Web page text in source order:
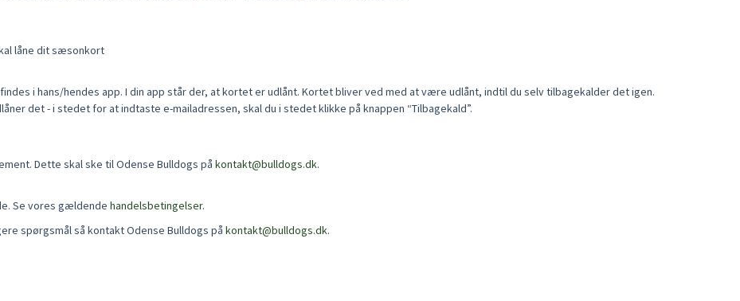
låne dit sæsonkort
i hans/hendes app. I din app står der, at kortet er udlånt. Kortet bliver ved med at være udlånt, indtil du selv tilbagekalder det igen.
det - i stedet for at indtaste e-mailadressen, skal du i stedet klikke på knappen “Tilbagekald”.
Dette skal ske til Odense Bulldogs på kontakt@bulldogs.dk.
Se vores gældende handelsbetingelser.
spørgsmål så kontakt Odense Bulldogs på kontakt@bulldogs.dk.